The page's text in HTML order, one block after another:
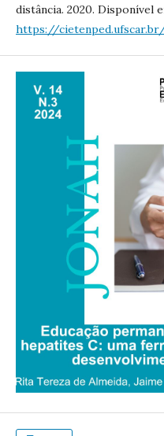
distância. 2020. Disponível
https://